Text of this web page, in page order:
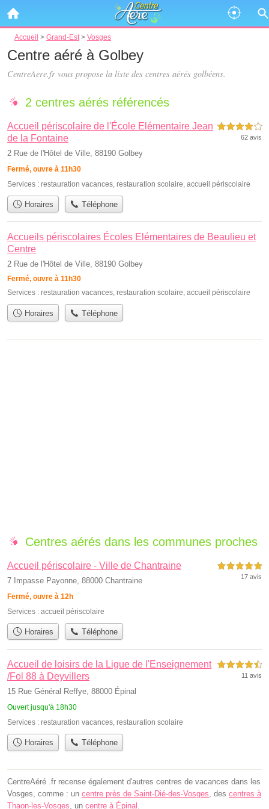
Accueil > Grand-Est > Vosges
Centre aéré à Golbey
CentreAere.fr vous propose la liste des centres aérés golbéens.
2 centres aérés référencés
Accueil périscolaire de l'École Elémentaire Jean
de la Fontaine
2 Rue de l'Hôtel de Ville, 88190 Golbey
Fermé, ouvre à 11h30
4,0 étoiles sur 5
62 avis
Services : restauration vacances, restauration scolaire, accueil périscolaire
Horaires Téléphone
Accueils périscolaires Écoles Elémentaires de Beaulieu et
Centre
2 Rue de l'Hôtel de Ville, 88190 Golbey
Fermé, ouvre à 11h30
Services : restauration vacances, restauration scolaire, accueil périscolaire
Horaires Téléphone
Centres aérés dans les communes proches
Accueil périscolaire - Ville de Chantraine
7 Impasse Payonne, 88000 Chantraine
Fermé, ouvre à 12h
5,0 étoiles sur 5
17 avis
Services : accueil périscolaire
Horaires Téléphone
Accueil de loisirs de la Ligue de l'Enseignement
/Fol 88 à Deyvillers
15 Rue Général Reffye, 88000 Épinal
Ouvert jusqu'à 18h30
4,5 étoiles sur 5
11 avis
Services : restauration vacances, restauration scolaire
Horaires Téléphone
CentreAéré .fr recense également d'autres centres de vacances dans les
Vosges, comme : un centre près de Saint-Dié-des-Vosges , des centres à
Thaon-les-Vosges , un centre à Épinal